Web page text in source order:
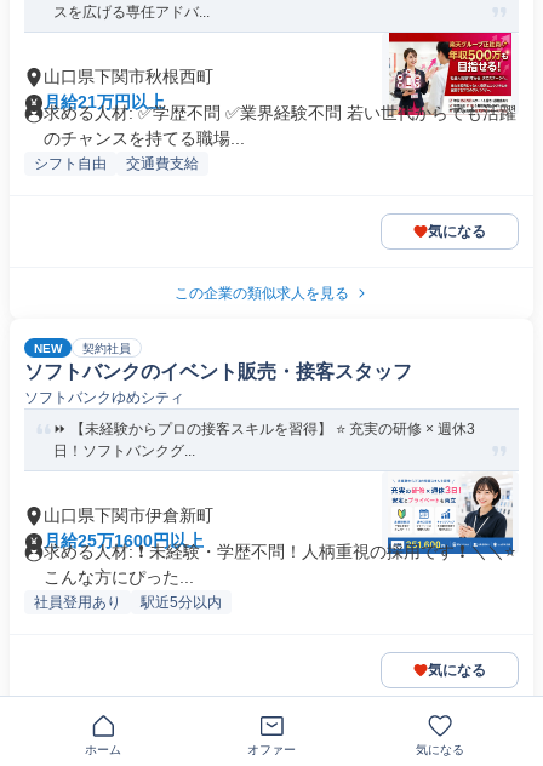
スを広げる専任アドバ...
山口県下関市秋根西町
月給21万円以上
求める人材: ✅学歴不問 ✅業界経験不問 若い世代からでも活躍
のチャンスを持てる職場...
シフト自由 交通費支給
気になる
この企業の類似求人を見る
NEW 契約社員
ソフトバンクのイベント販売・接客スタッフ
ソフトバンクゆめシティ
⏩️ 【未経験からプロの接客スキルを習得】 ⭐️ 充実の研修 × 週休3
日！ソフトバンクグ...
山口県下関市伊倉新町
月給25万1600円以上
求める人材: ❗ 未経験・学歴不問！人柄重視の採用です ❗ ＼＼⭐
こんな方にぴった...
社員登用あり 駅近5分以内
気になる
この企業の類似求人を見る
ホーム オファー 気になる